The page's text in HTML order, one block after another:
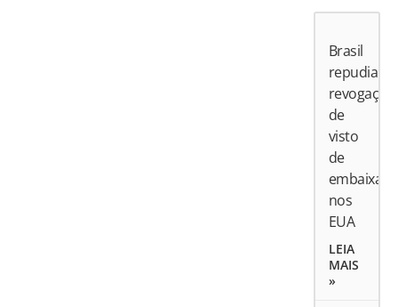
Brasil
repudia
revogação
de
visto
de
nos
EUA
LEIA
MAIS
»